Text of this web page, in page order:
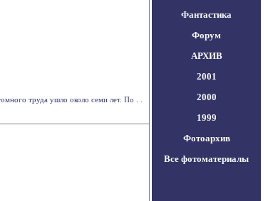
труда ушло около семи лет. По . .
Фантастика
Форум
АРХИВ
2001
2000
1999
Фотоархив
Все фотоматериалы